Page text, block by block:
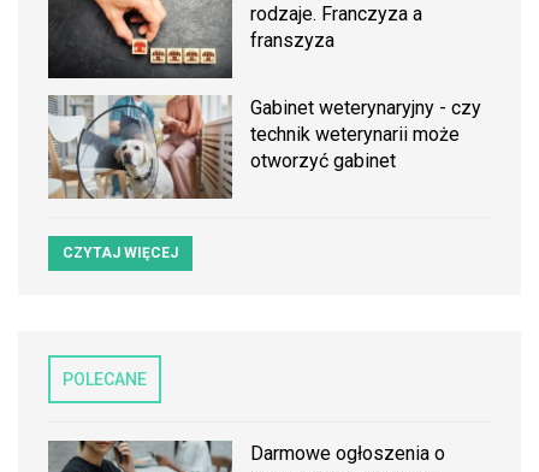
rodzaje. Franczyza a
franszyza
Gabinet weterynaryjny - czy
technik weterynarii może
otworzyć gabinet
CZYTAJ WIĘCEJ
POLECANE
Darmowe ogłoszenia o